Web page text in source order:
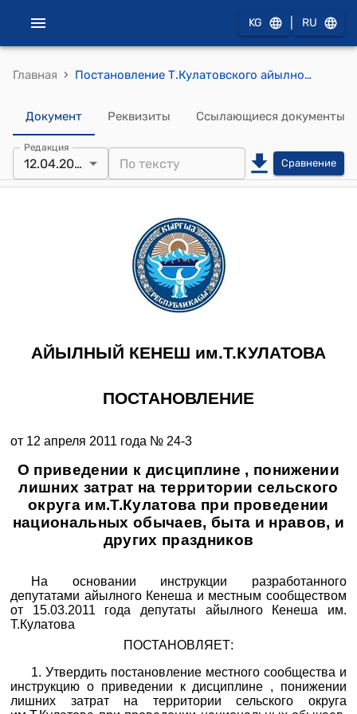
KG RU
Главная › Постановление Т.Кулатовского айылного кенеша от 12 апреля 2011 года № 24-3 "О приведении к дисциплине , понижении лишних затрат на территории сельского округа им.Т.Кулатова при проведении национальных обычаев, быта и нравов, и других праздников"
Документ Реквизиты Ссылающиеся документы
Редакция
12.04.2011 Сравнение